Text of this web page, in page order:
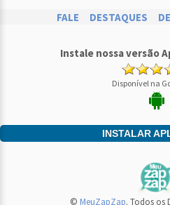
FALE DESTAQUES
Instale nossa versão
Disponível na
INSTALAR
© MeuZapZap. Todos os